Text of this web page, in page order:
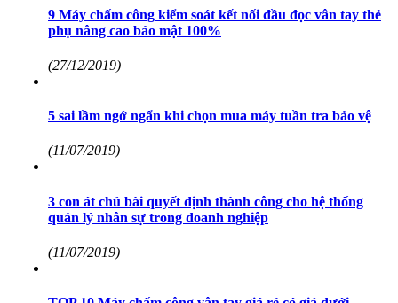
9 Máy chấm công kiểm soát kết nối đầu đọc vân tay thẻ
phụ nâng cao bảo mật 100%
(27/12/2019)
5 sai lầm ngớ ngẩn khi chọn mua máy tuần tra bảo vệ
(11/07/2019)
3 con át chủ bài quyết định thành công cho hệ thống
quản lý nhân sự trong doanh nghiệp
(11/07/2019)